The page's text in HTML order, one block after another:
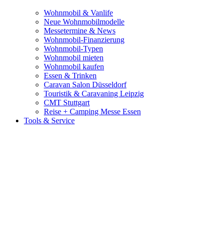
Wohnmobil & Vanlife
Neue Wohnmobilmodelle
Messetermine & News
Wohnmobil-Finanzierung
Wohnmobil-Typen
Wohnmobil mieten
Wohnmobil kaufen
Essen & Trinken
Caravan Salon Düsseldorf
Touristik & Caravaning Leipzig
CMT Stuttgart
Reise + Camping Messe Essen
Tools & Service